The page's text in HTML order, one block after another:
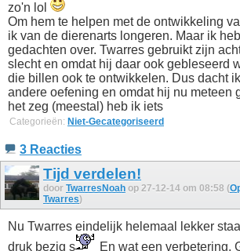
zo'n lol
Om hem te helpen met de ontwikkeling
ik van de dierenarts longeren. Maar ik
gedachten over. Twarres gebruikt zijn
slecht en omdat hij daar ook gebleseerd
die billen ook te ontwikkelen. Dus dacht
andere oefening en omdat hij nu meteen
het zeg (meestal) heb ik iets
Categorieën: Niet-Gecategoriseerd
3 Reacties
Tijd verdelen!
door TwarresNoah op 27-12-14 om 08:58 (
Twarres)
Nu Twarres eindelijk helemaal lekker
druk bezig s
En wat een verbetering.